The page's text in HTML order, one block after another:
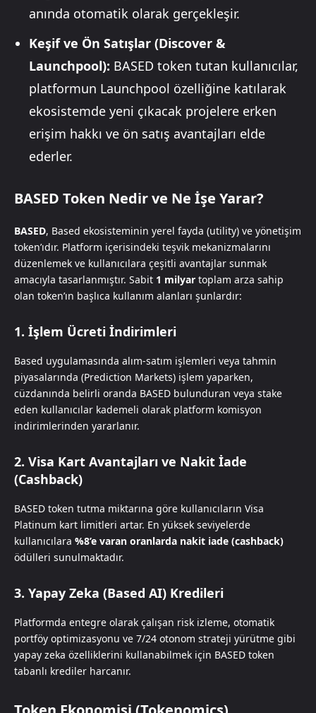
anında otomatik olarak gerçekleşir.
Keşif ve Ön Satışlar (Discover &
Launchpool): BASED token tutan kullanıcılar,
platformun Launchpool özelliğine katılarak
ekosistemde yeni çıkacak projelere erken
erişim hakkı ve ön satış avantajları elde
ederler.
BASED Token Nedir ve Ne İşe Yarar?
BASED, Based ekosisteminin yerel fayda (utility) ve yönetişim
token’ıdır. Platform içerisindeki teşvik mekanizmalarını
düzenlemek ve kullanıcılara çeşitli avantajlar sunmak
amacıyla tasarlanmıştır. Sabit 1 milyar toplam arza sahip
olan token’ın başlıca kullanım alanları şunlardır:
1. İşlem Ücreti İndirimleri
Based uygulamasında alım-satım işlemleri veya tahmin
piyasalarında (Prediction Markets) işlem yaparken,
cüzdanında belirli oranda BASED bulunduran veya stake
eden kullanıcılar kademeli olarak platform komisyon
indirimlerinden yararlanır.
2. Visa Kart Avantajları ve Nakit İade
(Cashback)
BASED token tutma miktarına göre kullanıcıların Visa
Platinum kart limitleri artar. En yüksek seviyelerde
kullanıcılara %8’e varan oranlarda nakit iade (cashback)
ödülleri sunulmaktadır.
3. Yapay Zeka (Based AI) Kredileri
Platformda entegre olarak çalışan risk izleme, otomatik
portföy optimizasyonu ve 7/24 otonom strateji yürütme gibi
yapay zeka özelliklerini kullanabilmek için BASED token
tabanlı krediler harcanır.